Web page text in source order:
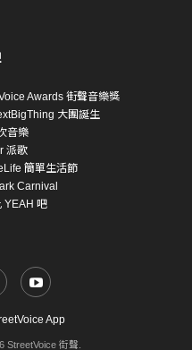
Awards 街聲音樂獎
大團誕生
音樂
派歌
簡單生活節
Carnival
YEAH 吧
App
StreetVoice 街聲.